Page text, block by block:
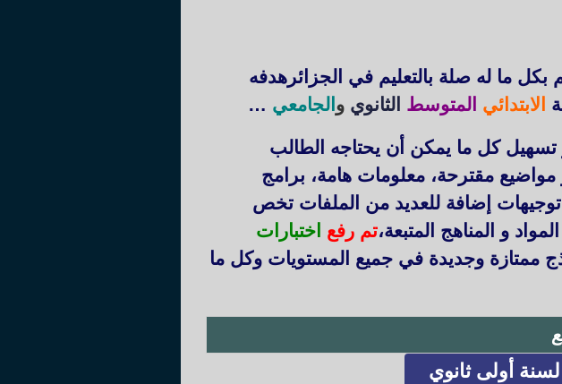
بكل ما له صلة بالتعليم في الجزائرهدفه
الابتدائي المتوسط الثانوي و الجامعي …
كل ما يمكن أن يحتاجه الطالب
مواضيع مقترحة، معلومات هامة، برامج
إضافة للعديد من الملفات تخص
و المناهج المتبعة،تم رفع اختبارات
ممتازة وجديدة في جميع المستويات وكل ما
السنة أولى ثانوي